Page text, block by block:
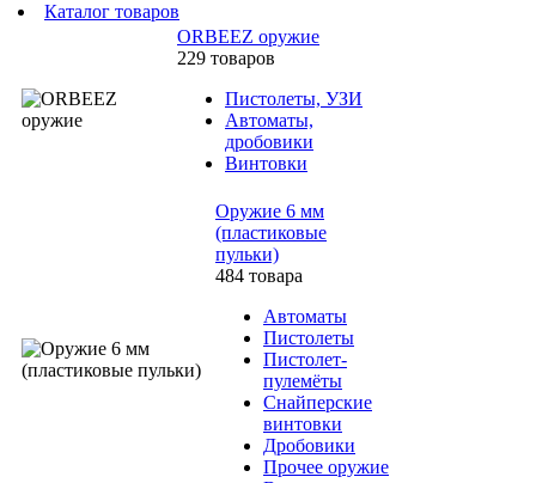
Каталог товаров
ORBEEZ оружие
229 товаров
Пистолеты, УЗИ
Автоматы,
дробовики
Винтовки
Оружие 6 мм
(пластиковые
пульки)
484 товара
Автоматы
Пистолеты
Пистолет-
пулемёты
Снайперские
винтовки
Дробовики
Прочее оружие